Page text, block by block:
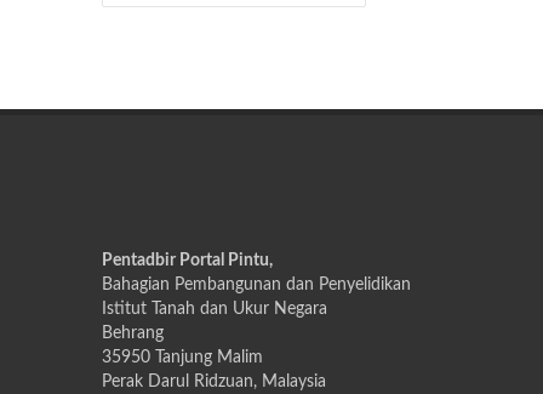
Pentadbir Portal Pintu,
Bahagian Pembangunan dan Penyelidikan
Istitut Tanah dan Ukur Negara
Behrang
35950 Tanjung Malim
Perak Darul Ridzuan, Malaysia